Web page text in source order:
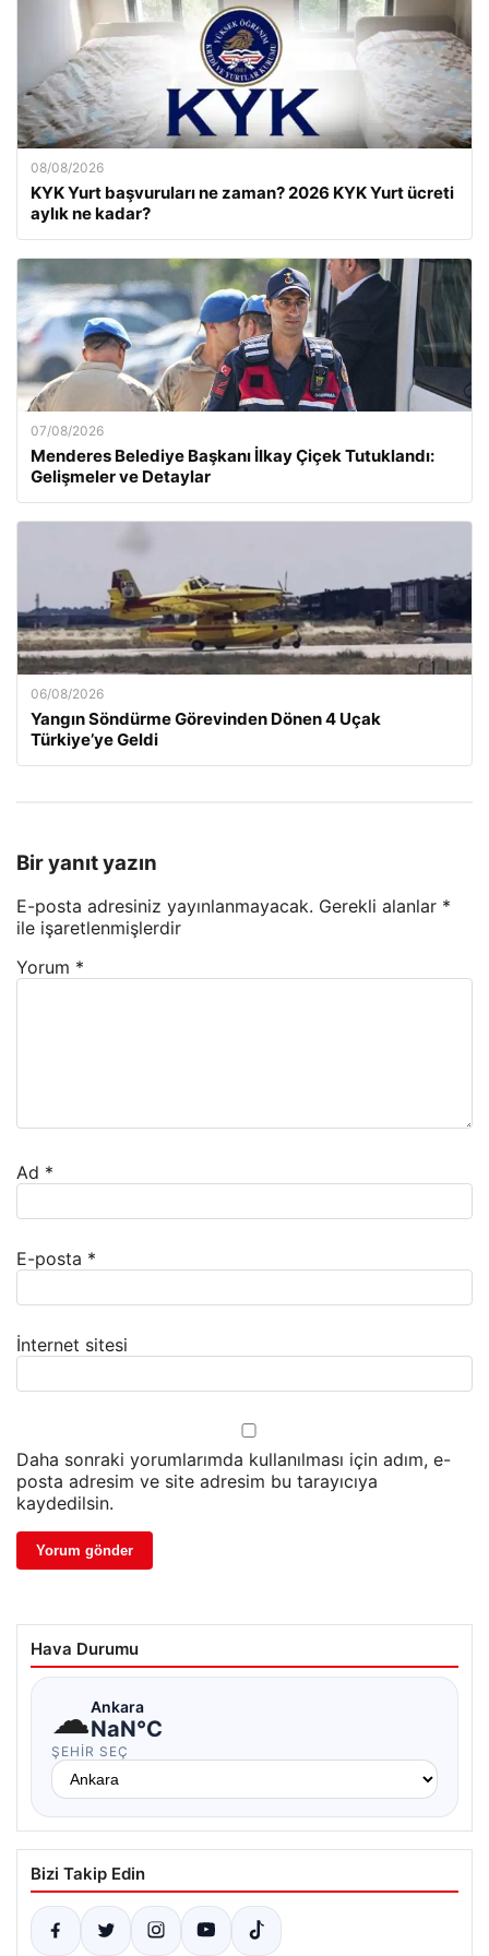
08/08/2026
KYK Yurt başvuruları ne zaman? 2026 KYK Yurt ücreti
aylık ne kadar?
07/08/2026
Menderes Belediye Başkanı İlkay Çiçek Tutuklandı:
Gelişmeler ve Detaylar
06/08/2026
Yangın Söndürme Görevinden Dönen 4 Uçak
Türkiye’ye Geldi
Bir yanıt yazın
E-posta adresiniz yayınlanmayacak. Gerekli alanlar *
ile işaretlenmişlerdir
Yorum *
Ad *
E-posta *
İnternet sitesi
Daha sonraki yorumlarımda kullanılması için adım, e-
posta adresim ve site adresim bu tarayıcıya
kaydedilsin.
Hava Durumu
☁Ankara
NaN°C
ŞEHIR SEÇ
Bizi Takip Edin